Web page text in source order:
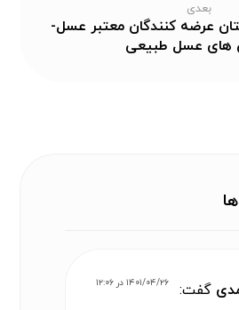
بعدی
عرضه کنندگان معتبر عسل-
‌های عسل طبیعی
گفت: ۱۴۰۱/۰۴/۲۶ در ۱۲:۰۶